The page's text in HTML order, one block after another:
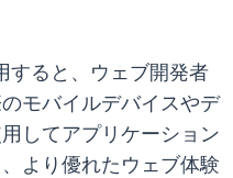
すると、ウェブ開発者
モバイルデバイスやデ
してアプリケーション
より優れたウェブ体験